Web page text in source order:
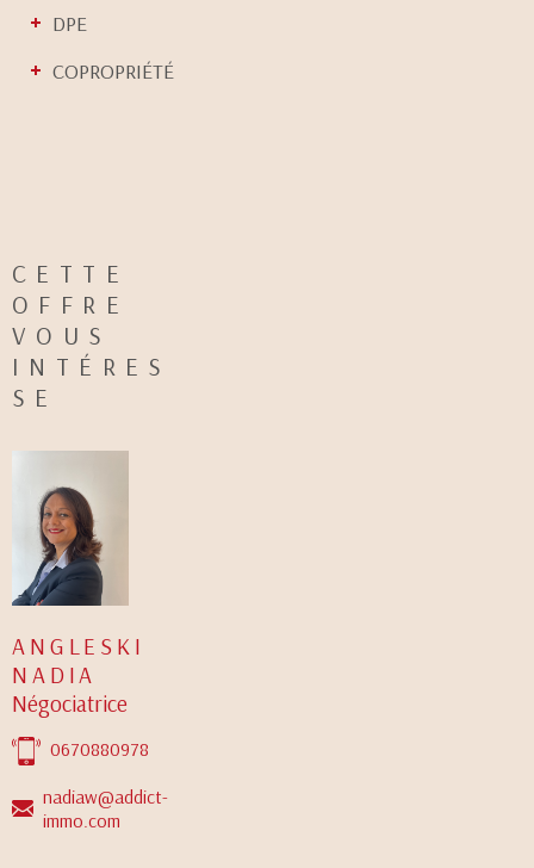
DPE
COPROPRIÉTÉ
CETTE
OFFRE
VOUS
INTÉRES
SE
ANGLESKI
NADIA
Négociatrice
0670880978
nadiaw@addict-
immo.com